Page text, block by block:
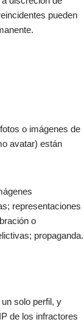
pueden
o imágenes de
avatar) están
representaciones
o
propaganda.
solo perfil, y
de los infractores